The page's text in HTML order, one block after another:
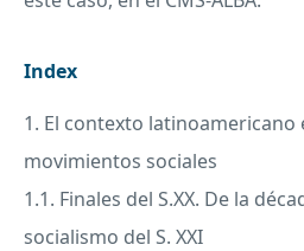
Index
1. El contexto latinoamericano
movimientos sociales
1.1. Finales del S.XX. De la
socialismo del S. XXI